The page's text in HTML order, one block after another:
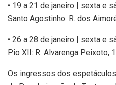
• 19 a 21 de janeiro | sexta e
Santo Agostinho: R. dos
• 26 a 28 de janeiro | sexta e
Pio XII: R. Alvarenga Peixoto,
Os ingressos dos